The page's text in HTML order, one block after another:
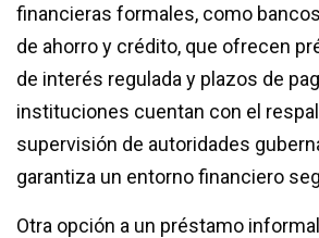
financieras formales, como
de ahorro y crédito, que ofrecen
de interés regulada y plazos de
instituciones cuentan con el
supervisión de autoridades
garantiza un entorno financiero
Otra opción a un préstamo